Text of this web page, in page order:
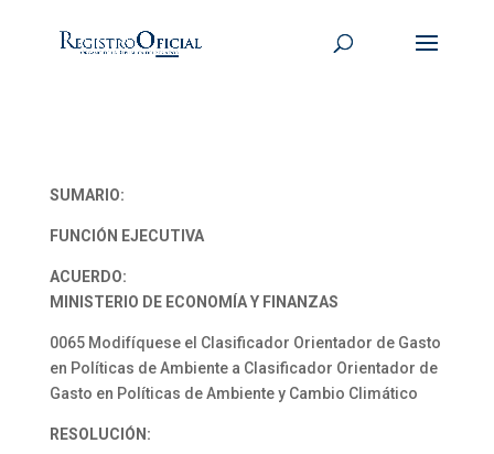
SUMARIO:
FUNCIÓN EJECUTIVA
ACUERDO:
MINISTERIO DE ECONOMÍA Y FINANZAS
0065 Modifíquese el Clasificador Orientador de Gasto
en Políticas de Ambiente a Clasificador Orientador de
Gasto en Políticas de Ambiente y Cambio Climático
RESOLUCIÓN: